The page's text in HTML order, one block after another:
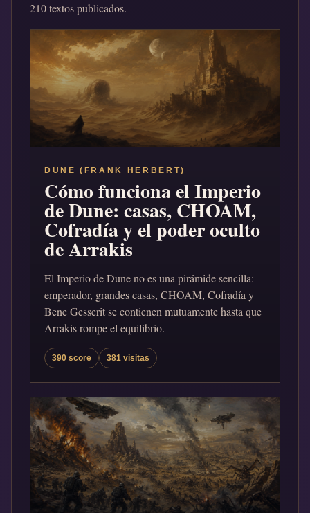
210 textos publicados.
DUNE (FRANK HERBERT)
Cómo funciona el Imperio
de Dune: casas, CHOAM,
Cofradía y el poder oculto
de Arrakis
El Imperio de Dune no es una pirámide sencilla:
emperador, grandes casas, CHOAM, Cofradía y
Bene Gesserit se contienen mutuamente hasta que
Arrakis rompe el equilibrio.
390 score 381 visitas